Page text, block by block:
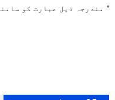
* مندرجہ ذیل عبارت کو